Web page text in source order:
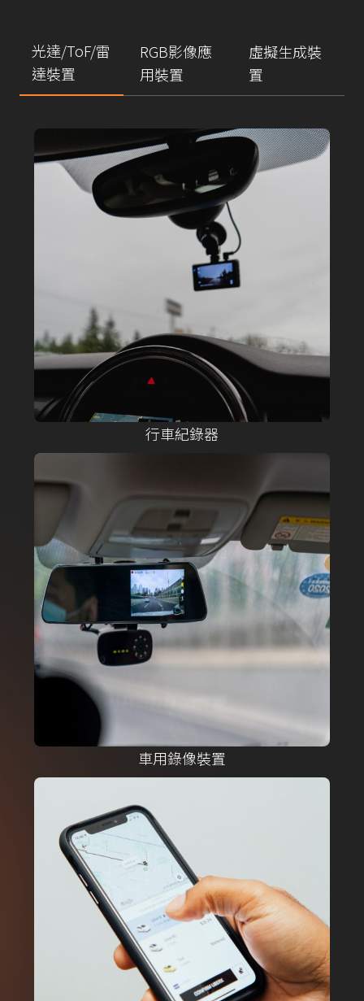
光達/ToF/雷
達裝置
RGB影像應
用裝置
虛擬生成裝
置
行車紀錄器
車用錄像裝置